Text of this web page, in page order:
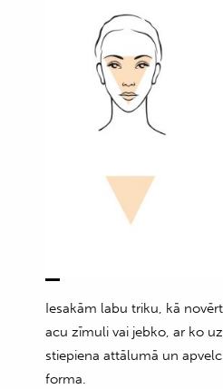
Iesakām labu triku, kā
acu zīmuli vai jebko, ar ko
stiepiena attālumā un
forma.